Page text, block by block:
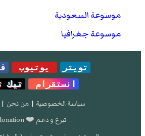
موسوعة السعودية
موسوعة جغرافيا
تويتر يوتيوب
انستقرام
تيك
سياسة الخصوصية | من نحن |
تبرع و دعم ❤️ donation